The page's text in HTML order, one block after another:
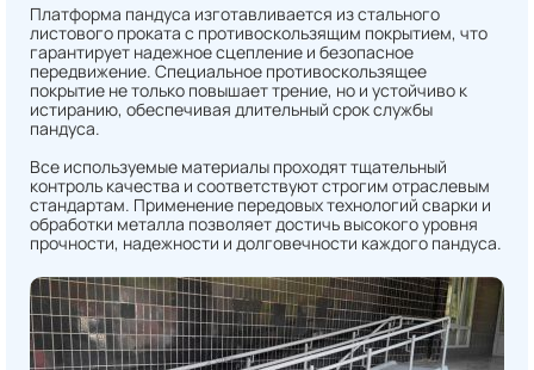
Платформа пандуса изготавливается из стального
листового проката с противоскользящим покрытием, что
гарантирует надежное сцепление и безопасное
передвижение. Специальное противоскользящее
покрытие не только повышает трение, но и устойчиво к
истиранию, обеспечивая длительный срок службы
пандуса.
Все используемые материалы проходят тщательный
контроль качества и соответствуют строгим отраслевым
стандартам. Применение передовых технологий сварки и
обработки металла позволяет достичь высокого уровня
прочности, надежности и долговечности каждого пандуса.